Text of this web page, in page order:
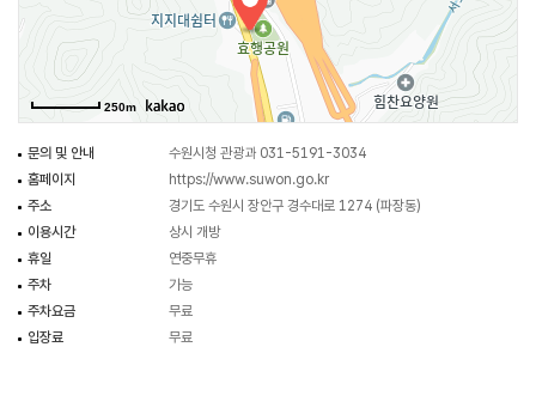
250m
문의 및 안내
수원시청 관광과 031-5191-3034
홈페이지
https://www.suwon.go.kr
주소
경기도 수원시 장안구 경수대로 1274 (파장동)
이용시간
상시 개방
휴일
연중무휴
주차
가능
주차요금
무료
입장료
무료